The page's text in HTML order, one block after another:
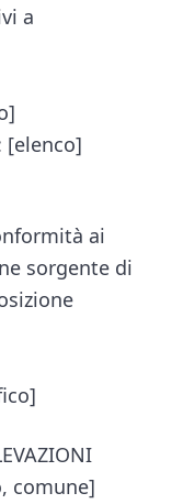
a
ai
sorgente di
comune]